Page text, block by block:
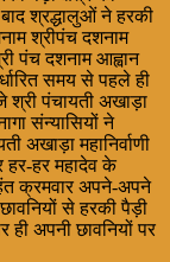
श्रद्धालुओं ने हरकी
श्रीपंच दशनाम
पंच दशनाम आह्वान
समय से पहले ही
पंचायती अखाड़ा
संन्यासियों ने
अखाड़ा महानिर्वाणी
हर महादेव के
क्रमवार अपने-अपने
से हरकी पैड़ी
ही अपनी छावनियों पर